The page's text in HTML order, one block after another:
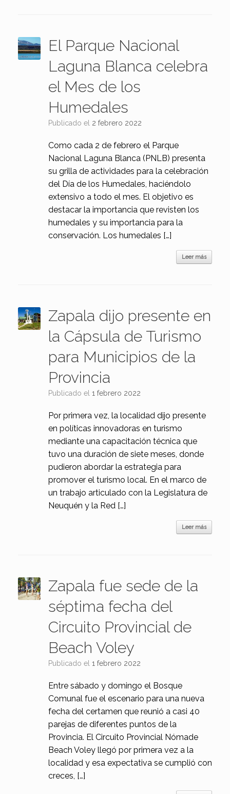
El Parque Nacional
Laguna Blanca celebra
el Mes de los
Humedales
Publicado el 2 febrero 2022
Como cada 2 de febrero el Parque
Nacional Laguna Blanca (PNLB) presenta
su grilla de actividades para la celebración
del Día de los Humedales, haciéndolo
extensivo a todo el mes. El objetivo es
destacar la importancia que revisten los
humedales y su importancia para la
conservación. Los humedales […]
Leer más
Zapala dijo presente en
la Cápsula de Turismo
para Municipios de la
Provincia
Publicado el 1 febrero 2022
Por primera vez, la localidad dijo presente
en políticas innovadoras en turismo
mediante una capacitación técnica que
tuvo una duración de siete meses, donde
pudieron abordar la estrategia para
promover el turismo local. En el marco de
un trabajo articulado con la Legislatura de
Neuquén y la Red […]
Leer más
Zapala fue sede de la
séptima fecha del
Circuito Provincial de
Beach Voley
Publicado el 1 febrero 2022
Entre sábado y domingo el Bosque
Comunal fue el escenario para una nueva
fecha del certamen que reunió a casi 40
parejas de diferentes puntos de la
Provincia. El Circuito Provincial Nómade
Beach Voley llegó por primera vez a la
localidad y esa expectativa se cumplió con
creces, […]